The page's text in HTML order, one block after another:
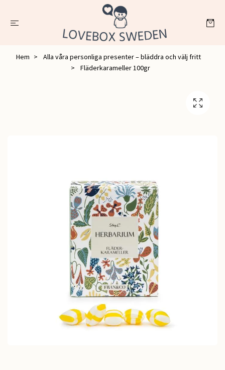
Hem
Alla våra personliga presenter – bläddra och välj fritt
Fläderkarameller 100gr